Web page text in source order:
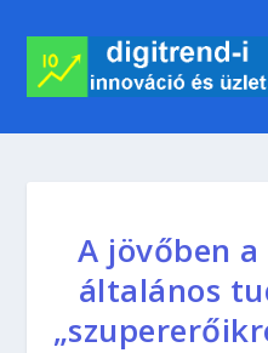
A jövőben
általános